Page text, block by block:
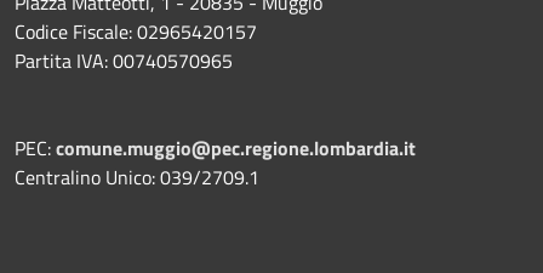
Codice Fiscale: 02965420157
Partita IVA: 00740570965
PEC:comune.muggio@pec.regione.lombardia.it
Centralino Unico: 039/2709.1